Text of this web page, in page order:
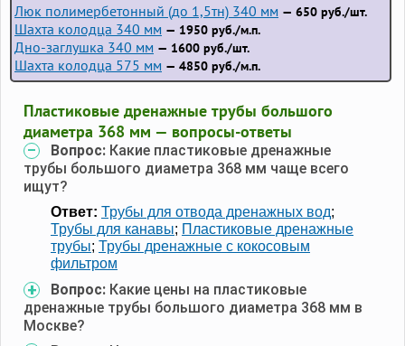
Люк полимербетонный (до 1,5тн) 340 мм — 650 руб./шт.
Шахта колодца 340 мм — 1950 руб./м.п.
Дно-заглушка 340 мм — 1600 руб./шт.
Шахта колодца 575 мм — 4850 руб./м.п.
Пластиковые дренажные трубы большого
диаметра 368 мм — вопросы-ответы
Вопрос: Какие пластиковые дренажные
трубы большого диаметра 368 мм чаще всего
ищут?
Ответ: Трубы для отвода дренажных вод;
Трубы для канавы; Пластиковые дренажные
трубы; Трубы дренажные с кокосовым
фильтром
Вопрос: Какие цены на пластиковые
дренажные трубы большого диаметра 368 мм в
Москве?